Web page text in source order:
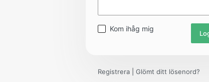
Kom ihåg mig
Registrera Glömt ditt lösenord?